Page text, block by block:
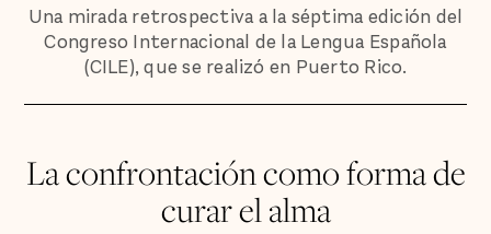
Una mirada retrospectiva a la séptima edición del
Congreso Internacional de la Lengua Española
(CILE), que se realizó en Puerto Rico.
La confrontación como forma de
curar el alma